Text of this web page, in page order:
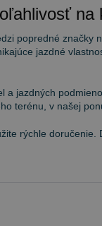
na
popredné značky
jazdné
a jazdných
terénu, v našej
rýchle doručenie.